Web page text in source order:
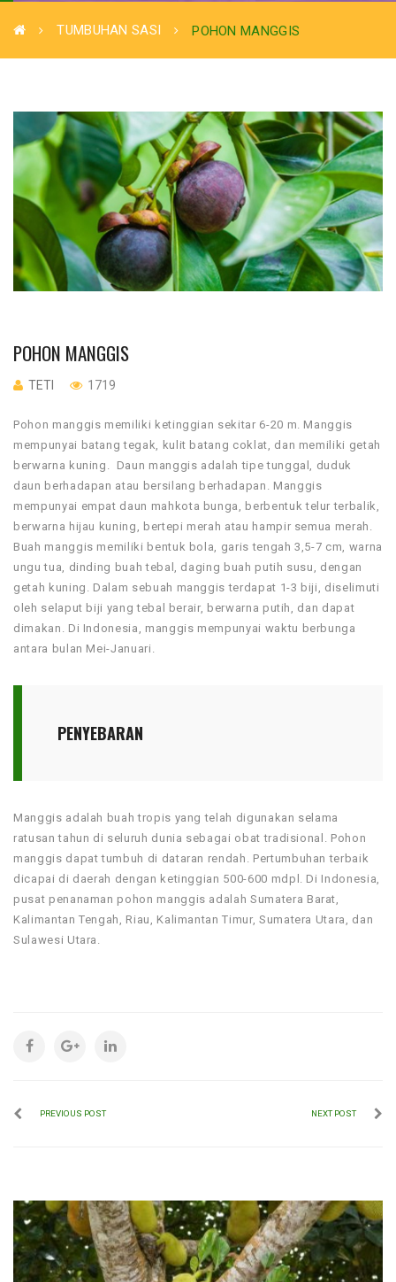
TUMBUHAN SASI POHON MANGGIS
POHON MANGGIS
TETI 1719
Pohon manggis memiliki ketinggian sekitar 6-20 m. Manggis
mempunyai batang tegak, kulit batang coklat, dan memiliki getah
berwarna kuning. Daun manggis adalah tipe tunggal, duduk
daun berhadapan atau bersilang berhadapan. Manggis
mempunyai empat daun mahkota bunga, berbentuk telur terbalik,
berwarna hijau kuning, bertepi merah atau hampir semua merah.
Buah manggis memiliki bentuk bola, garis tengah 3,5-7 cm, warna
ungu tua, dinding buah tebal, daging buah putih susu, dengan
getah kuning. Dalam sebuah manggis terdapat 1-3 biji, diselimuti
oleh selaput biji yang tebal berair, berwarna putih, dan dapat
dimakan. Di Indonesia, manggis mempunyai waktu berbunga
antara bulan Mei-Januari.
PENYEBARAN
Manggis adalah buah tropis yang telah digunakan selama
ratusan tahun di seluruh dunia sebagai obat tradisional. Pohon
manggis dapat tumbuh di dataran rendah. Pertumbuhan terbaik
dicapai di daerah dengan ketinggian 500-600 mdpl. Di Indonesia,
pusat penanaman pohon manggis adalah Sumatera Barat,
Kalimantan Tengah, Riau, Kalimantan Timur, Sumatera Utara, dan
Sulawesi Utara.
PREVIOUS POST NEXT POST